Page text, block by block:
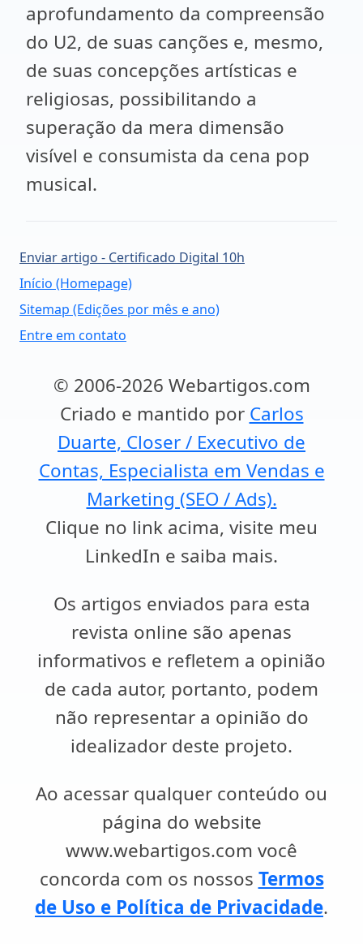
aprofundamento da compreensão
do U2, de suas canções e, mesmo,
de suas concepções artísticas e
religiosas, possibilitando a
superação da mera dimensão
visível e consumista da cena pop
musical.
Enviar artigo - Certificado Digital 10h
Início (Homepage)
Sitemap (Edições por mês e ano)
Entre em contato
© 2006-2026 Webartigos.com
Criado e mantido por Carlos
Duarte, Closer / Executivo de
Contas, Especialista em Vendas e
Marketing (SEO / Ads).
Clique no link acima, visite meu
LinkedIn e saiba mais.
Os artigos enviados para esta
revista online são apenas
informativos e refletem a opinião
de cada autor, portanto, podem
não representar a opinião do
idealizador deste projeto.
Ao acessar qualquer conteúdo ou
página do website
www.webartigos.com você
concorda com os nossos Termos
de Uso e Política de Privacidade.